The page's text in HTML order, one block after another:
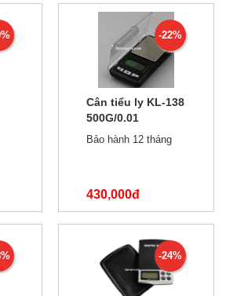
-22%
Cân tiểu ly KL-138
500G/0.01
Bảo hành 12 tháng
430,000đ
550,000đ
-24%